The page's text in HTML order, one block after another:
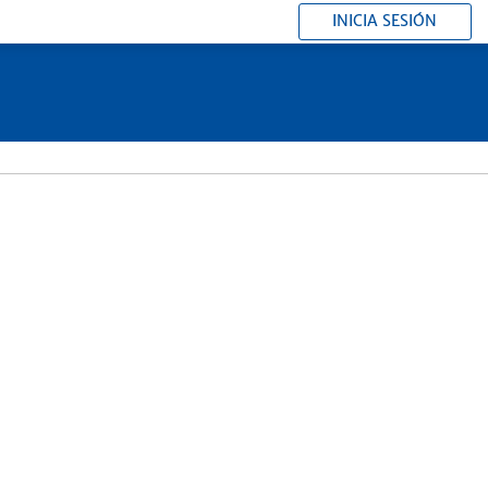
INICIA SESIÓN